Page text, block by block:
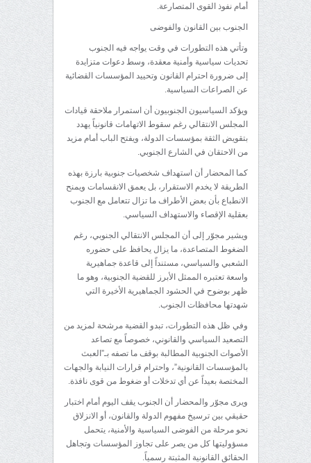
أمام نفوذ القوى المتصارعة.
الجنوب بين القانون والفوضى
وتأتي هذه التطورات في وقت يواجه فيه الجنوب
تحديات سياسية وأمنية معقدة، وسط دعوات متزايدة
إلى ضرورة احترام القانون وتحييد المؤسسات القضائية
عن الصراعات السياسية.
ويؤكد السياسيون الجنوبيون أن استمرار ملاحقة قيادات
المجلس الانتقالي رغم سقوط الاتهامات قانونياً يهدد
بتقويض الثقة بمؤسسات الدولة، ويفتح الباب أمام مزيد
من الاحتقان في الشارع الجنوبي.
كما المحضار أن استهداف شخصيات جنوبية بارزة بهذه
الطريقة لا يخدم الاستقرار، بل يعمق الانقسامات ويمنح
الانطباع بأن بعض الأطراف ما تزال تتعامل مع الجنوب
بعقلية الإقصاء والاستهداف السياسي.
ويشير مجوّر إلى أن المجلس الانتقالي الجنوبي، رغم
الضغوط المتصاعدة، ما يزال يحافظ على حضوره
الشعبي والسياسي، مستنداً إلى قاعدة جماهيرية
واسعة تعتبره الممثل الأبرز للقضية الجنوبية، وهو ما
ظهر بوضوح في الحشود الجماهيرية الأخيرة التي
شهدتها محافظات الجنوب.
وفي ظل هذه التطورات، تبدو القضية مرشحة لمزيد من
التصعيد السياسي والقانوني، خصوصاً مع تصاعد
الأصوات الجنوبية المطالبة بوقف ما تصفه بـ”العبث
بالمؤسسات القانونية”، واحترام قرارات النيابة والجهات
المختصة بعيداً عن أي تدخلات أو ضغوط من قوى نافذة.
ويرى مجوّر والمحضار أن الجنوب يقف اليوم أمام اختبار
حقيقي بين ترسيخ مفهوم الدولة والقانون، أو الانزلاق
نحو مرحلة من الفوضى السياسية والأمنية، يتحمل
مسؤوليتها كل من يصر على تجاوز المؤسسات وتجاهل
الحقائق القانونية المثبتة رسمياً.